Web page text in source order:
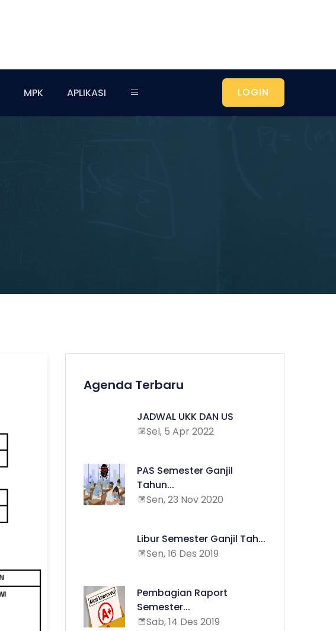
MPK APLIKASI LOGIN
Agenda Terbaru
JADWAL UKK DAN US
Sel, 5 Apr 2022
PAS Semester Ganjil
Tahun...
Sen, 23 Nov 2020
Libur Semester Ganjil Tah...
Sen, 16 Des 2019
Pembagian Raport
Semester...
Sab, 14 Des 2019